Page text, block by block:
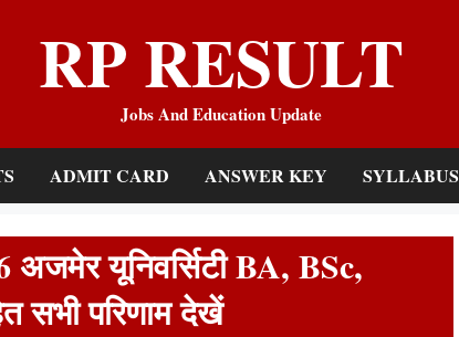
RP RESULT
Jobs And Education Update
ADMIT CARD ANSWER KEY SYLLABUS
यूनिवर्सिटी BA, BSc,
परिणाम देखें